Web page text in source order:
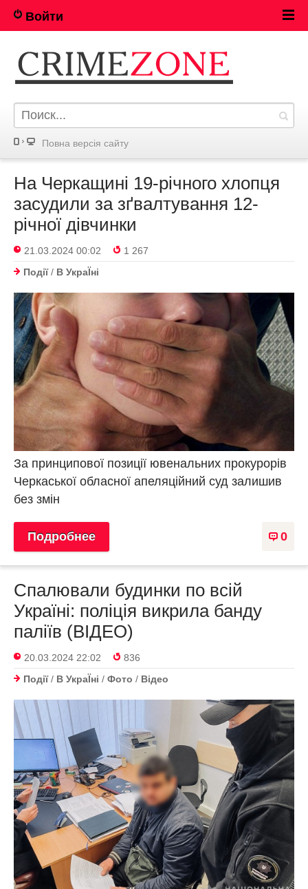
Войти
Повна версія сайту
На Черкащині 19-річного хлопця
засудили за зґвалтування 12-
річної дівчинки
21.03.2024 00:02
1 267
Події/ В УкраЇнi
За принципової позиції ювенальних прокурорів
Черкаської обласної апеляційний суд залишив
без змін
0
Подробнее
Спалювали будинки по всій
Україні: поліція викрила банду
паліїв (ВІДЕО)
20.03.2024 22:02
836
Події/ В УкраЇнi / Фото / Відео